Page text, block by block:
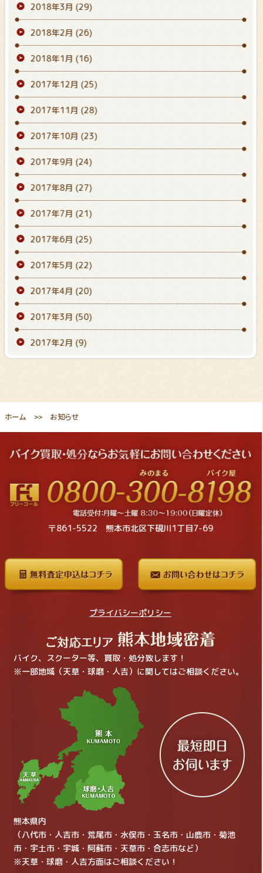
2018年3月 (29)
2018年2月 (26)
2018年1月 (16)
2017年12月 (25)
2017年11月 (28)
2017年10月 (23)
2017年9月 (24)
2017年8月 (27)
2017年7月 (21)
2017年6月 (25)
2017年5月 (22)
2017年4月 (20)
2017年3月 (50)
2017年2月 (9)
ホーム お知らせ
〒861-5522 熊本市北区下硯川1丁目7-69
プライバシーポリシー
バイク、スクーター等、買取・処分致します！
※一部地域（天草・球磨・人吉）に関してはご相談ください。
熊本県内
（八代市・人吉市・荒尾市・水俣市・玉名市・山鹿市・菊池
市・宇土市・宇城・阿蘇市・天草市・合志市など）
※天草・球磨・人吉方面はご相談ください！